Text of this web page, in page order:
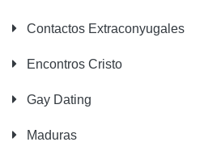
Contactos Extraconyugales
Encontros Cristo
Gay Dating
Maduras